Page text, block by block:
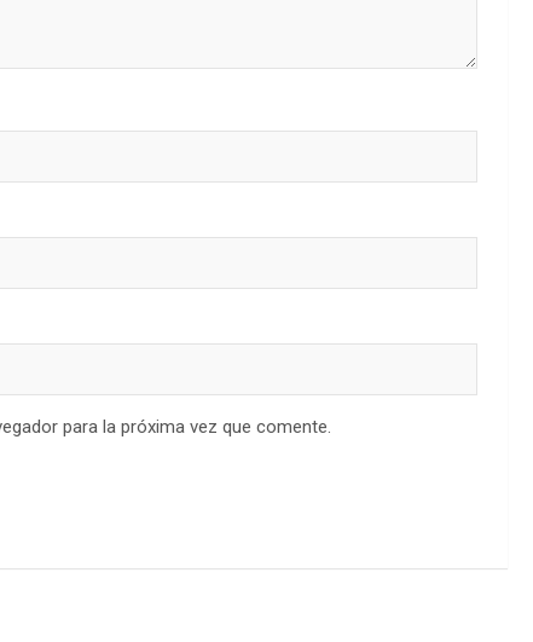
para la próxima vez que comente.